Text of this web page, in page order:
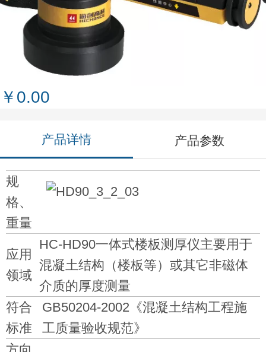
HC-HD90 一体式楼板检测仪 楼板测厚仪 非金
属板厚测试
￥0.00
产品详情 产品参数
规
格、
重量
应用
领域
HC-HD90一体式楼板测厚仪主要用于
混凝土结构（楼板等）或其它非磁体
介质的厚度测量
符合
标准
GB50204-2002《混凝土结构工程施
工质量验收规范》